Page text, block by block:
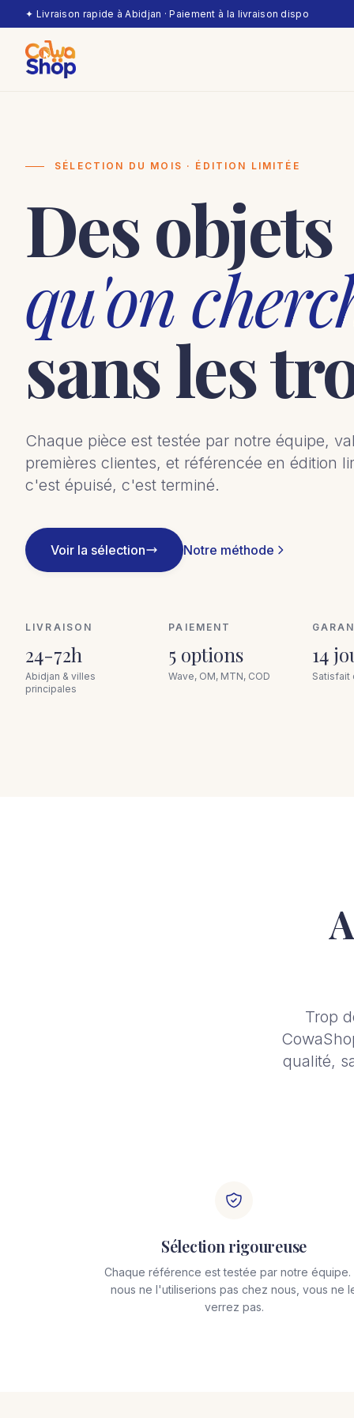
✦ Livraison rapide à Abidjan · Paiement à la livraison dispo
SÉLECTION DU MOIS · ÉDITION LIMITÉE
Des objets
qu'on
sans les
Chaque pièce est testée par notre équipe,
premières clientes, et référencée en édition
c'est épuisé, c'est terminé.
Voir la sélection Notre méthode
LIVRAISON
24-72h
Abidjan & villes
principales
PAIEMENT
5 options
Wave, OM, MTN, COD
14
Satisfait
Trop
qualité,
Sélection rigoureuse
Chaque référence est testée par notre équipe.
nous ne l'utiliserions pas chez nous, vous ne
verrez pas.